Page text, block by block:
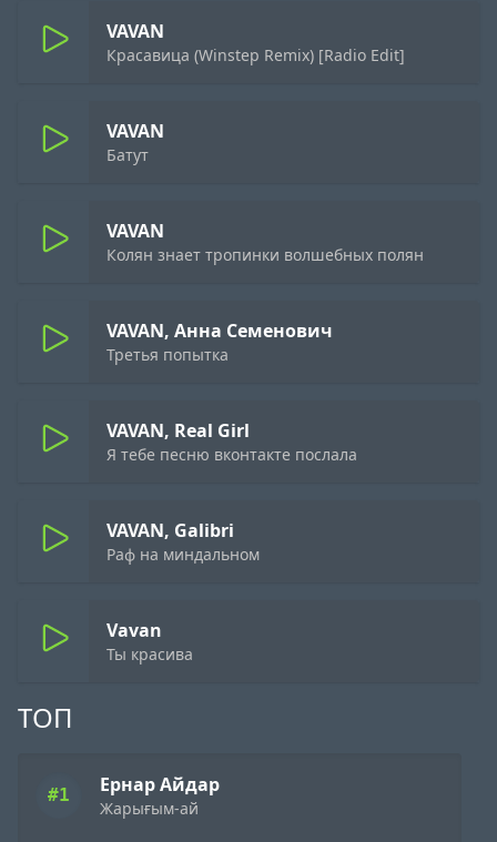
ТОП
#1 Ернар Айдар
Жарығым-ай
VAVAN
Красавица (Winstep Remix) [Radio Edit]
VAVAN
Батут
VAVAN
Колян знает тропинки волшебных полян
VAVAN, Анна Семенович
Третья попытка
VAVAN, Real Girl
Я тебе песню вконтакте послала
VAVAN, Galibri
Раф на миндальном
Vavan
Ты красива